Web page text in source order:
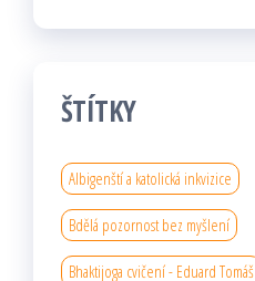
ŠTÍTKY
Albigenští a katolická inkvizice
Bdělá pozornost bez myšlení
Bhaktijoga cvičení - Eduard Tomáš